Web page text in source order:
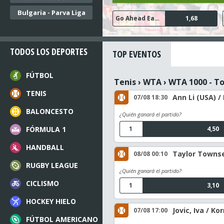
Bulgaria - Parva Liga
2,52
Cambuur Leeuwarden 1,48
N.E.C. Nijmegen 1,68
Go Ahead Eagles 1,20
PSV Eindhoven 1,47
AZ Alkmaar
TODOS LOS DEPORTES
FÚTBOL
TENIS
BALONCESTO
FÓRMULA 1
HANDBALL
RUGBY LEAGUE
CICLISMO
HOCKEY HIELO
FÚTBOL AMERICANO
TOP EVENTOS
Tenis› WTA› WTA 1000 -
07/08 18:30 Ann Li (USA) /
¿Quién ganará el partido?
4,50
1
08/08 00:10 Taylor
¿Quién ganará el partido?
3,10
1
07/08 17:00 Jovic, Iva /